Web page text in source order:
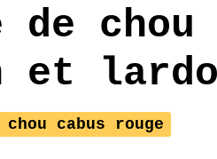
de
et
cabus rouge